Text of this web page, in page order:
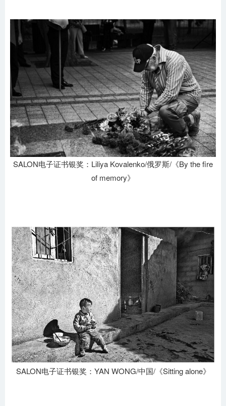
SALON电子证书银奖：Liliya Kovalenko/俄罗斯/《By the fire
of memory》
SALON电子证书银奖：YAN WONG/中国/《Sitting alone》